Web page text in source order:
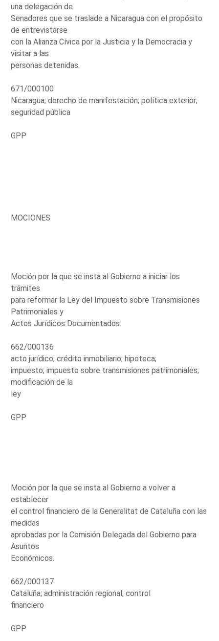
una delegación de
Senadores que se traslade a Nicaragua con el propósito
de entrevistarse
con la Alianza Cívica por la Justicia y la Democracia y
visitar a las
personas detenidas.
671/000100
Nicaragua; derecho de manifestación; política exterior;
seguridad pública
GPP
MOCIONES
Moción por la que se insta al Gobierno a iniciar los
trámites
para reformar la Ley del Impuesto sobre Transmisiones
Patrimoniales y
Actos Jurídicos Documentados.
662/000136
acto jurídico; crédito inmobiliario; hipoteca;
impuesto; impuesto sobre transmisiones patrimoniales;
modificación de la
ley
GPP
Moción por la que se insta al Gobierno a volver a
establecer
el control financiero de la Generalitat de Cataluña con las
medidas
aprobadas por la Comisión Delegada del Gobierno para
Asuntos
Económicos.
662/000137
Cataluña; administración regional; control
financiero
GPP